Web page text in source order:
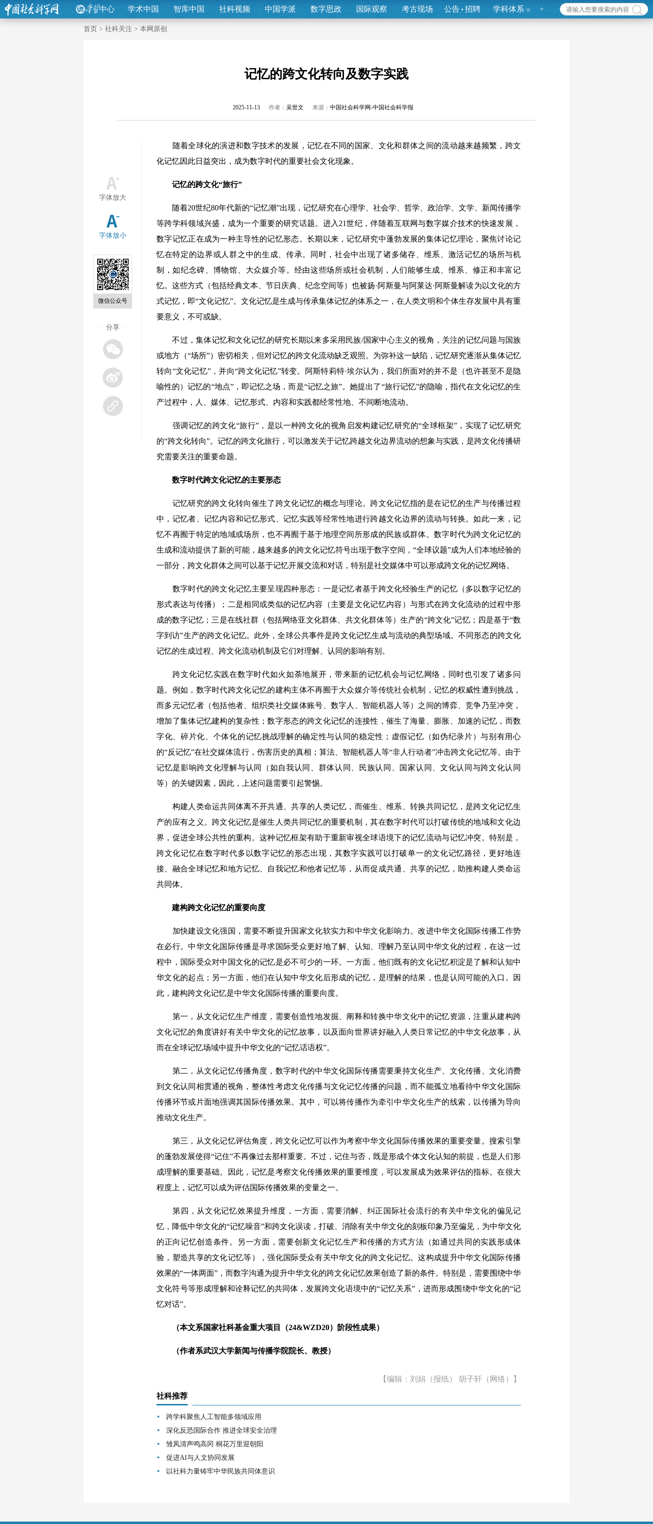
中心 学术中国 智库中国 社科视频 中国学派 数字思政 国际观察 考古现场 公告 招聘 学科体系 +
首页 > 社科关注 > 本网原创
记忆的跨文化转向及数字实践
2025-11-13 作者： 吴世文 来源： 中国社会科学网-中国社会科学报
字体放大
字体放小
微信公众号
分享
随着全球化的演进和数字技术的发展，记忆在不同的国家、文化和群体之间的流动越来越频繁，跨文
化记忆因此日益突出，成为数字时代的重要社会文化现象。
记忆的跨文化“旅行”
随着20世纪80年代新的“记忆潮”出现，记忆研究在心理学、社会学、哲学、政治学、文学、新闻传播学
等跨学科领域兴盛，成为一个重要的研究话题。进入21世纪，伴随着互联网与数字媒介技术的快速发展，
数字记忆正在成为一种主导性的记忆形态。长期以来，记忆研究中蓬勃发展的集体记忆理论，聚焦讨论记
忆在特定的边界或人群之中的生成、传承。同时，社会中出现了诸多储存、维系、激活记忆的场所与机
制，如纪念碑、博物馆、大众媒介等。经由这些场所或社会机制，人们能够生成、维系、修正和丰富记
忆。这些方式（包括经典文本、节日庆典、纪念空间等）也被扬·阿斯曼与阿莱达·阿斯曼解读为以文化的方
式记忆，即“文化记忆”。文化记忆是生成与传承集体记忆的体系之一，在人类文明和个体生存发展中具有重
要意义，不可或缺。
不过，集体记忆和文化记忆的研究长期以来多采用民族/国家中心主义的视角，关注的记忆问题与国族
或地方（“场所”）密切相关，但对记忆的跨文化流动缺乏观照。为弥补这一缺陷，记忆研究逐渐从集体记忆
转向“文化记忆”，并向“跨文化记忆”转变。阿斯特莉特·埃尔认为，我们所面对的并不是（也许甚至不是隐
喻性的）记忆的“地点”，即记忆之场，而是“记忆之旅”。她提出了“旅行记忆”的隐喻，指代在文化记忆的生
产过程中，人、媒体、记忆形式、内容和实践都经常性地、不间断地流动。
强调记忆的跨文化“旅行”，是以一种跨文化的视角启发构建记忆研究的“全球框架”，实现了记忆研究
的“跨文化转向”。记忆的跨文化旅行，可以激发关于记忆跨越文化边界流动的想象与实践，是跨文化传播研
究需要关注的重要命题。
数字时代跨文化记忆的主要形态
记忆研究的跨文化转向催生了跨文化记忆的概念与理论。跨文化记忆指的是在记忆的生产与传播过程
中，记忆者、记忆内容和记忆形式、记忆实践等经常性地进行跨越文化边界的流动与转换。如此一来，记
忆不再囿于特定的地域或场所，也不再囿于基于地理空间所形成的民族或群体。数字时代为跨文化记忆的
生成和流动提供了新的可能，越来越多的跨文化记忆符号出现于数字空间，“全球议题”成为人们本地经验的
一部分，跨文化群体之间可以基于记忆开展交流和对话，特别是社交媒体中可以形成跨文化的记忆网络。
数字时代的跨文化记忆主要呈现四种形态：一是记忆者基于跨文化经验生产的记忆（多以数字记忆的
形式表达与传播）；二是相同或类似的记忆内容（主要是文化记忆内容）与形式在跨文化流动的过程中形
成的数字记忆；三是在线社群（包括网络亚文化群体、共文化群体等）生产的“跨文化”记忆；四是基于“数
字到访”生产的跨文化记忆。此外，全球公共事件是跨文化记忆生成与流动的典型场域。不同形态的跨文化
记忆的生成过程、跨文化流动机制及它们对理解、认同的影响有别。
跨文化记忆实践在数字时代如火如荼地展开，带来新的记忆机会与记忆网络，同时也引发了诸多问
题。例如，数字时代跨文化记忆的建构主体不再囿于大众媒介等传统社会机制，记忆的权威性遭到挑战，
而多元记忆者（包括他者、组织类社交媒体账号、数字人、智能机器人等）之间的博弈、竞争乃至冲突，
增加了集体记忆建构的复杂性；数字形态的跨文化记忆的连接性，催生了海量、膨胀、加速的记忆，而数
字化、碎片化、个体化的记忆挑战理解的确定性与认同的稳定性；虚假记忆（如伪纪录片）与别有用心
的“反记忆”在社交媒体流行，伤害历史的真相；算法、智能机器人等“非人行动者”冲击跨文化记忆等。由于
记忆是影响跨文化理解与认同（如自我认同、群体认同、民族认同、国家认同、文化认同与跨文化认同
等）的关键因素，因此，上述问题需要引起警惕。
构建人类命运共同体离不开共通、共享的人类记忆，而催生、维系、转换共同记忆，是跨文化记忆生
产的应有之义。跨文化记忆是催生人类共同记忆的重要机制，其在数字时代可以打破传统的地域和文化边
界，促进全球公共性的重构。这种记忆框架有助于重新审视全球语境下的记忆流动与记忆冲突。特别是，
跨文化记忆在数字时代多以数字记忆的形态出现，其数字实践可以打破单一的文化记忆路径，更好地连
接、融合全球记忆和地方记忆、自我记忆和他者记忆等，从而促成共通、共享的记忆，助推构建人类命运
共同体。
建构跨文化记忆的重要向度
加快建设文化强国，需要不断提升国家文化软实力和中华文化影响力。改进中华文化国际传播工作势
在必行。中华文化国际传播是寻求国际受众更好地了解、认知、理解乃至认同中华文化的过程，在这一过
程中，国际受众对中国文化的记忆是必不可少的一环。一方面，他们既有的文化记忆积淀是了解和认知中
华文化的起点；另一方面，他们在认知中华文化后形成的记忆，是理解的结果，也是认同可能的入口。因
此，建构跨文化记忆是中华文化国际传播的重要向度。
第一，从文化记忆生产维度，需要创造性地发掘、阐释和转换中华文化中的记忆资源，注重从建构跨
文化记忆的角度讲好有关中华文化的记忆故事，以及面向世界讲好融入人类日常记忆的中华文化故事，从
而在全球记忆场域中提升中华文化的“记忆话语权”。
第二，从文化记忆传播角度，数字时代的中华文化国际传播需要秉持文化生产、文化传播、文化消费
到文化认同相贯通的视角，整体性考虑文化传播与文化记忆传播的问题，而不能孤立地看待中华文化国际
传播环节或片面地强调其国际传播效果。其中，可以将传播作为牵引中华文化生产的线索，以传播为导向
推动文化生产。
第三，从文化记忆评估角度，跨文化记忆可以作为考察中华文化国际传播效果的重要变量。搜索引擎
的蓬勃发展使得“记住”不再像过去那样重要。不过，记住与否，既是形成个体文化认知的前提，也是人们形
成理解的重要基础。因此，记忆是考察文化传播效果的重要维度，可以发展成为效果评估的指标。在很大
程度上，记忆可以成为评估国际传播效果的变量之一。
第四，从文化记忆效果提升维度，一方面，需要消解、纠正国际社会流行的有关中华文化的偏见记
忆，降低中华文化的“记忆噪音”和跨文化误读，打破、消除有关中华文化的刻板印象乃至偏见，为中华文化
的正向记忆创造条件。另一方面，需要创新文化记忆生产和传播的方式方法（如通过共同的实践形成体
验，塑造共享的文化记忆等），强化国际受众有关中华文化的跨文化记忆。这构成提升中华文化国际传播
效果的“一体两面”，而数字沟通为提升中华文化的跨文化记忆效果创造了新的条件。特别是，需要围绕中华
文化符号等形成理解和诠释记忆的共同体，发展跨文化语境中的“记忆关系”，进而形成围绕中华文化的“记
忆对话”。
（本文系国家社科基金重大项目（24&WZD20）阶段性成果）
（作者系武汉大学新闻与传播学院院长、教授）
【编辑：刘娟（报纸） 胡子轩（网络）】
社科推荐
跨学科聚焦人工智能多领域应用
深化反恐国际合作 推进全球安全治理
雏凤清声鸣高冈 桐花万里迎朝阳
促进AI与人文协同发展
以社科力量铸牢中华民族共同体意识